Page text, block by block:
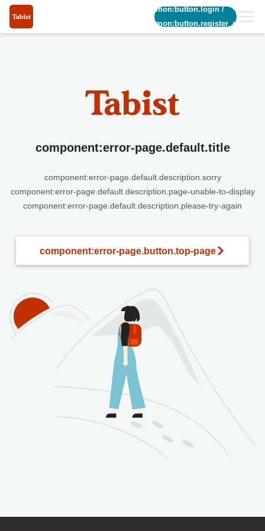
common:button.login/
common:button.register_short
component:error-page.default.title
component:error-page.default.description.sorry
component:error-page.default.description.page-unable-to-display
component:error-page.default.description.please-try-again
component:error-page.button.top-page